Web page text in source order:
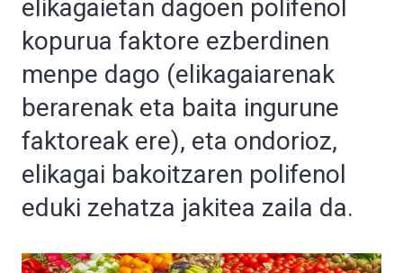
elikagaietan dagoen polifenol
kopurua faktore ezberdinen
menpe dago (elikagaiarenak
berarenak eta baita ingurune
faktoreak ere), eta ondorioz,
elikagai bakoitzaren polifenol
eduki zehatza jakitea zaila da.